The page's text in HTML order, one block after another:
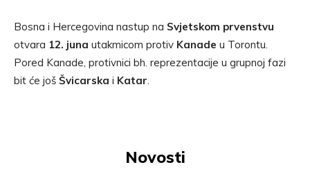
Bosna i Hercegovina nastup na Svjetskom prvenstvu
otvara 12. juna utakmicom protiv Kanade u Torontu.
Pored Kanade, protivnici bh. reprezentacije u grupnoj fazi
bit će još Švicarska i Katar.
Novosti